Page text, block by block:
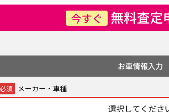
今すぐ 無料査定
お車情報入力
必須 メーカー・車種
選択してくださ